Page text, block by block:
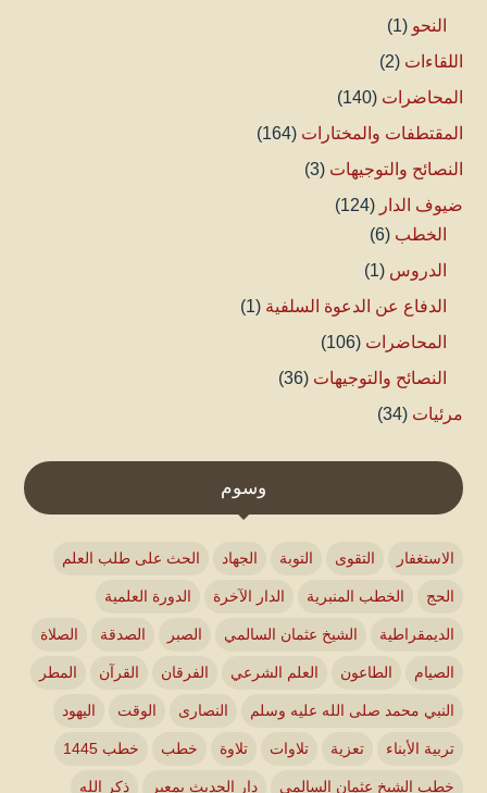
النحو (1)
اللقاءات (2)
المحاضرات (140)
المقتطفات والمختارات (164)
النصائح والتوجيهات (3)
ضيوف الدار (124)
الخطب (6)
الدروس (1)
الدفاع عن الدعوة السلفية (1)
المحاضرات (106)
النصائح والتوجيهات (36)
مرئيات (34)
وسوم
الاستغفار التقوى التوبة الجهاد الحث على طلب العلم
الحج الخطب المنبرية الدار الآخرة الدورة العلمية
الديمقراطية الشيخ عثمان السالمي الصبر الصدقة الصلاة
الصيام الطاعون العلم الشرعي الفرقان القرآن المطر
النبي محمد صلى الله عليه وسلم النصارى الوقت اليهود
تربية الأبناء تعزية تلاوات تلاوة خطب خطب 1445
خطب الشيخ عثمان السالمي دار الحديث بمعبر ذكر الله